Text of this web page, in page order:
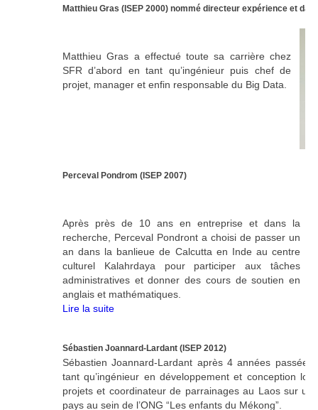
Matthieu Gras (ISEP 2000) nommé directeur expérience et
Matthieu Gras a effectué toute sa carrière chez
SFR d’abord en tant qu’ingénieur puis chef de
projet, manager et enfin responsable du Big Data.
Perceval Pondrom (ISEP 2007)
Après près de 10 ans en entreprise et dans la
recherche, Perceval Pondront a choisi de passer un
an dans la banlieue de Calcutta en Inde au centre
culturel Kalahrdaya pour participer aux tâches
administratives et donner des cours de soutien en
anglais et mathématiques.
Lire la suite
Sébastien Joannard-Lardant (ISEP 2012)
Sébastien Joannard-Lardant après 4 années passées
tant qu’ingénieur en développement et conception
projets et coordinateur de parrainages au Laos sur
pays au sein de l’ONG “Les enfants du Mékong”.